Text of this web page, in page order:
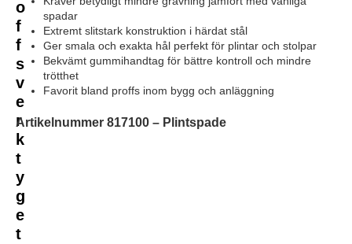
o
f
f
s
v
e
r
k
t
y
g
e
t
spadar
Extremt slitstark konstruktion i härdat stål
Ger smala och exakta hål perfekt för plintar och stolpar
Bekvämt gummihandtag för bättre kontroll och mindre
trötthet
Favorit bland proffs inom bygg och anläggning
Artikelnummer 817100 – Plintspade